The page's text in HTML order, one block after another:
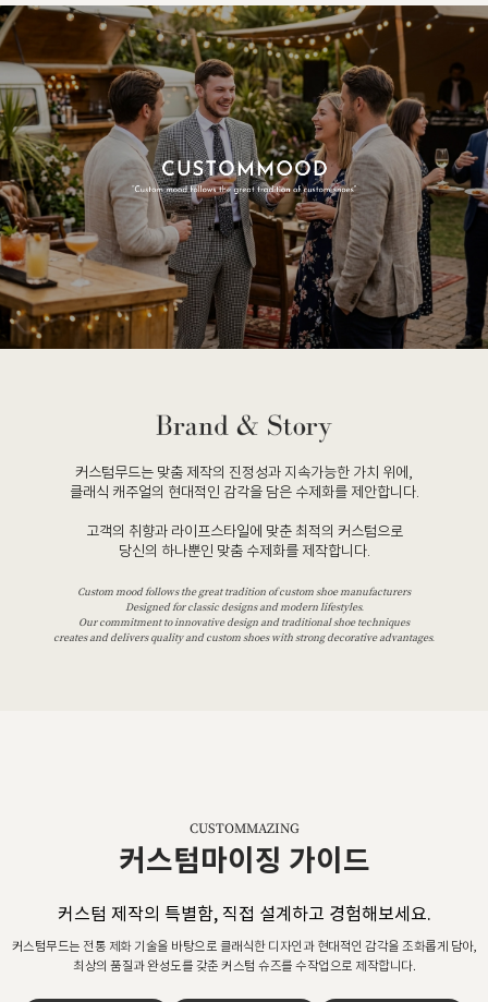
커스텀무드는 맞춤 제작의 진정성과 지속가능한 가치 위에,
클래식 캐주얼의 현대적인 감각을 담은 수제화를 제안합니다.
고객의 취향과 라이프스타일에 맞춘 최적의 커스텀으로
당신의 하나뿐인 맞춤 수제화를 제작합니다.
Custom mood follows the great tradition of custom shoe manufacturers
Designed for classic designs and modern lifestyles.
Our commitment to innovative design and traditional shoe techniques
creates and delivers quality and custom shoes with strong decorative advantages.
CUSTOMMAZING
커스텀마이징 가이드
커스텀 제작의 특별함, 직접 설계하고 경험해보세요.
커스텀무드는 전통 제화 기술을 바탕으로 클래식한 디자인과 현대적인 감각을 조화롭게 담아,
최상의 품질과 완성도를 갖춘 커스텀 슈즈를 수작업으로 제작합니다.